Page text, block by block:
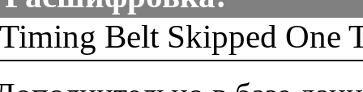
Timing Belt Skipped One